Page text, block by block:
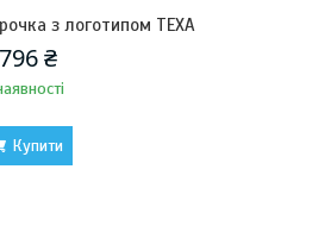
з логотипом TEXA
₴
Купити